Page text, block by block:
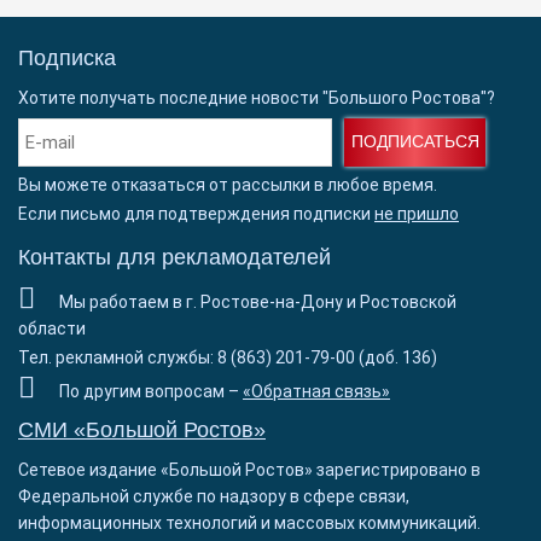
Подписка
Хотите получать последние новости "Большого Ростова"?
ПОДПИСАТЬСЯ
Вы можете отказаться от рассылки в любое время.
Если письмо для подтверждения подписки не пришло
Контакты для рекламодателей
Мы работаем в г. Ростове-на-Дону и Ростовской
области
Тел. рекламной службы: 8 (863) 201-79-00 (доб. 136)
По другим вопросам – «Обратная связь»
СМИ «Большой Ростов»
Сетевое издание «Большой Ростов» зарегистрировано в
Федеральной службе по надзору в сфере связи,
информационных технологий и массовых коммуникаций.